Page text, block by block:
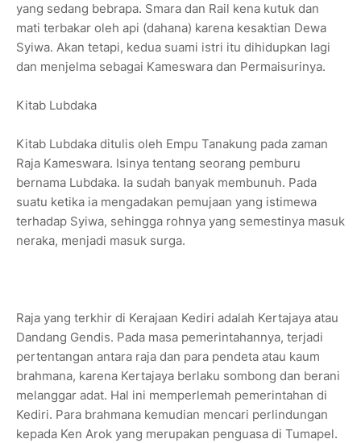
yang sedang bebrapa. Smara dan Rail kena kutuk dan
mati terbakar oleh api (dahana) karena kesaktian Dewa
Syiwa. Akan tetapi, kedua suami istri itu dihidupkan lagi
dan menjelma sebagai Kameswara dan Permaisurinya.
Kitab Lubdaka
Kitab Lubdaka ditulis oleh Empu Tanakung pada zaman
Raja Kameswara. Isinya tentang seorang pemburu
bernama Lubdaka. Ia sudah banyak membunuh. Pada
suatu ketika ia mengadakan pemujaan yang istimewa
terhadap Syiwa, sehingga rohnya yang semestinya masuk
neraka, menjadi masuk surga.
Raja yang terkhir di Kerajaan Kediri adalah Kertajaya atau
Dandang Gendis. Pada masa pemerintahannya, terjadi
pertentangan antara raja dan para pendeta atau kaum
brahmana, karena Kertajaya berlaku sombong dan berani
melanggar adat. Hal ini memperlemah pemerintahan di
Kediri. Para brahmana kemudian mencari perlindungan
kepada Ken Arok yang merupakan penguasa di Tumapel.